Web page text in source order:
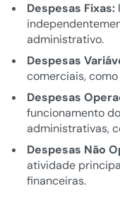
Despesas Fixas:
administrativo.
Despesas
comerciais,
Despesas
funcionamento
administrativas,
Despesas Não
atividade
financeiras.